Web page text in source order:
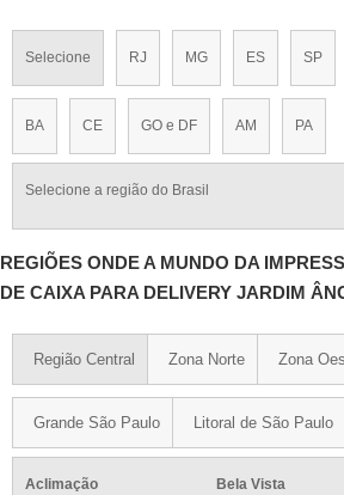
Selecione RJ MG ES SP
BA CE GO e DF AM PA
Selecione a região do Brasil
REGIÕES ONDE A MUNDO DA
DE CAIXA PARA DELIVERY JARDIM
Região Central Zona Norte Zona
Grande São Paulo Litoral de São Paulo
Aclimação
Bela Vista